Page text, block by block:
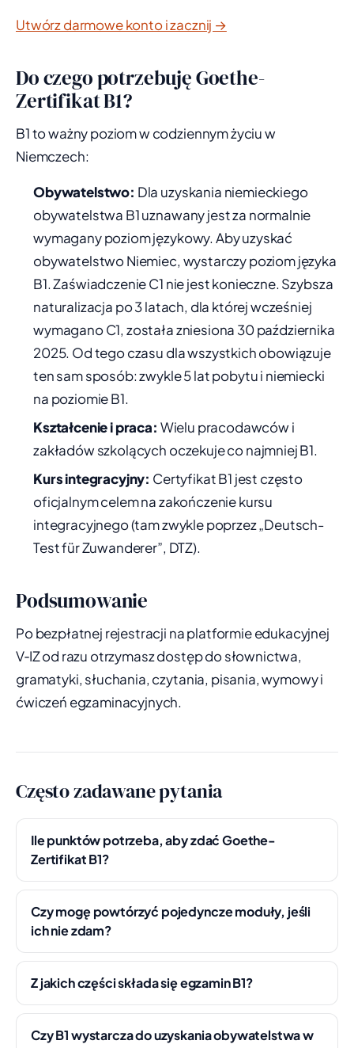
Utwórz darmowe konto i zacznij →
Do czego potrzebuję Goethe-
Zertifikat B1?
B1 to ważny poziom w codziennym życiu w
Niemczech:
Obywatelstwo: Dla uzyskania niemieckiego
obywatelstwa B1 uznawany jest za normalnie
wymagany poziom językowy. Aby uzyskać
obywatelstwo Niemiec, wystarczy poziom języka
B1. Zaświadczenie C1 nie jest konieczne. Szybsza
naturalizacja po 3 latach, dla której wcześniej
wymagano C1, została zniesiona 30 października
2025. Od tego czasu dla wszystkich obowiązuje
ten sam sposób: zwykle 5 lat pobytu i niemiecki
na poziomie B1.
Kształcenie i praca: Wielu pracodawców i
zakładów szkolących oczekuje co najmniej B1.
Kurs integracyjny: Certyfikat B1 jest często
oficjalnym celem na zakończenie kursu
integracyjnego (tam zwykle poprzez „Deutsch-
Test für Zuwanderer”, DTZ).
Podsumowanie
Po bezpłatnej rejestracji na platformie edukacyjnej
V‑IZ od razu otrzymasz dostęp do słownictwa,
gramatyki, słuchania, czytania, pisania, wymowy i
ćwiczeń egzaminacyjnych.
Często zadawane pytania
Ile punktów potrzeba, aby zdać Goethe-
Zertifikat B1?
Czy mogę powtórzyć pojedyncze moduły, jeśli
ich nie zdam?
Z jakich części składa się egzamin B1?
Czy B1 wystarcza do uzyskania obywatelstwa w